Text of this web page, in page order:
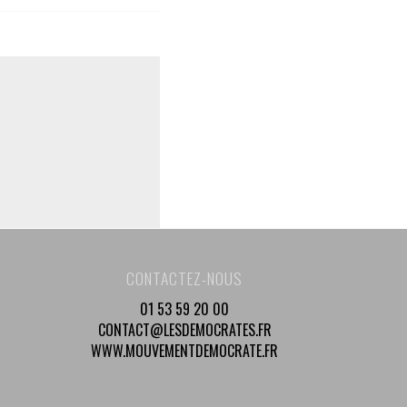
CONTACTEZ-NOUS
01 53 59 20 00
CONTACT@LESDEMOCRATES.FR
WWW.MOUVEMENTDEMOCRATE.FR